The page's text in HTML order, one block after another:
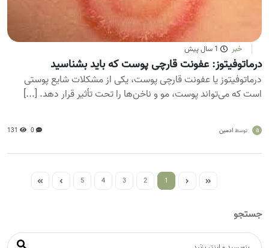
خبر 1 سال پیش
درماتوفیتوز: عفونت قارچی پوست که باید بشناسید
درماتوفیتوز یا عفونت قارچی پوست، یکی از مشکلات شایع پوستی
است که می‌تواند پوست، مو و ناخن‌ها را تحت تأثیر قرار دهد. [...]
a توسط ادمین 0
131
1
2
3
4
5
جستجو